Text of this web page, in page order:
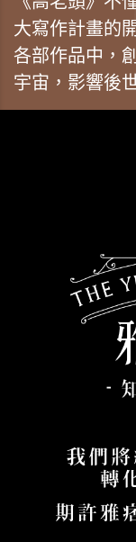
大寫作計畫的
各部作品中，
宇宙，影響後